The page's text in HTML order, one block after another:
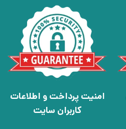
امنیت پرداخت و اطلاعات
کاربران سایت